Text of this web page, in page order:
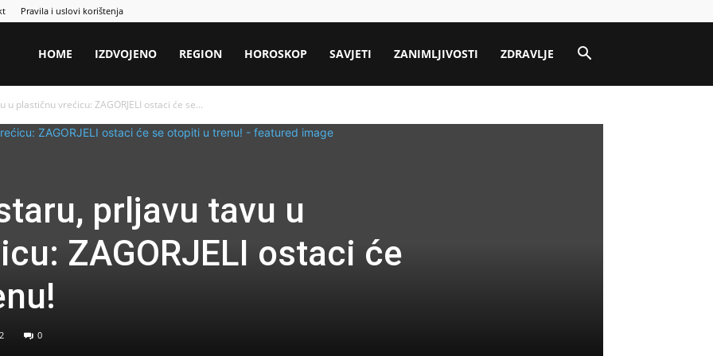
Pravila i uslovi korištenja
HOME IZDVOJENO REGION HOROSKOP SAVJETI ZANIMLJIVOSTI ZDRAVLJE
plastičnu vrećicu: ZAGORJELI ostaci će se...
prljavu tavu u
ZAGORJELI ostaci će
0